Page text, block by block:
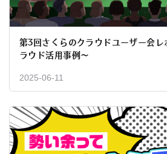
第3回さくらのクラウドユーザー会レ
ラウド活用事例～
2025-06-11